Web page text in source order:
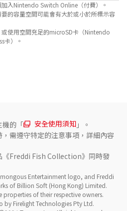
入Nintendo Switch Online（付費）。
的容量空間可能會有大於或小於所標示容
使用空間充足的microSD卡（Nintendo
卡）。
機的「 安全使用須知 」。
需遵守特定的注意事項，詳細內容
Freddi Fish Collection》同時發
Entertainment logo, and Freddi
of Billion Soft (Hong Kong) Limited.
properties of their respective owners.
by Firelight Technologies Pty Ltd.